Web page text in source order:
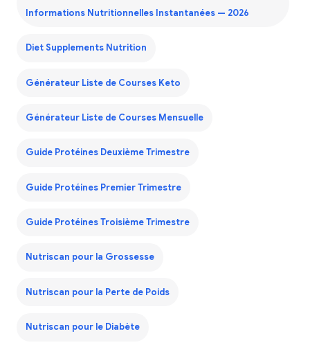
Informations Nutritionnelles Instantanées — 2026
Diet Supplements Nutrition
Générateur Liste de Courses Keto
Générateur Liste de Courses Mensuelle
Guide Protéines Deuxième Trimestre
Guide Protéines Premier Trimestre
Guide Protéines Troisième Trimestre
Nutriscan pour la Grossesse
Nutriscan pour la Perte de Poids
Nutriscan pour le Diabète